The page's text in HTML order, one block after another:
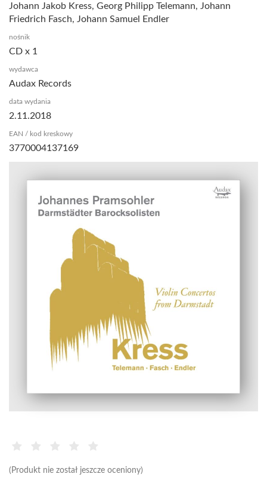
(Produkt nie został jeszcze oceniony)
Johann Jakob Kress, Georg Philipp Telemann, Johann
Friedrich Fasch, Johann Samuel Endler
nośnik
CD x 1
wydawca
Audax Records
data wydania
2.11.2018
EAN / kod kreskowy
3770004137169